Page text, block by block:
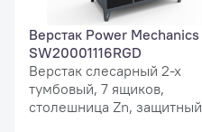
Верстак Power Mechanics
SW20001116RGD
Верстак слесарный 2-х
тумбовый, 7 ящиков,
столешница Zn, защитный